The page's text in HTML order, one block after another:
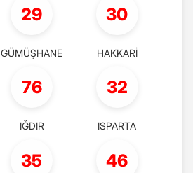
29
GÜMÜŞHANE
30
HAKKARİ
76
IĞDIR
32
ISPARTA
35 46